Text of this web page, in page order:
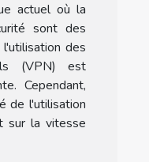
actuel où la
sont des
des
(VPN) est
Cependant,
de l'utilisation
sur la vitesse